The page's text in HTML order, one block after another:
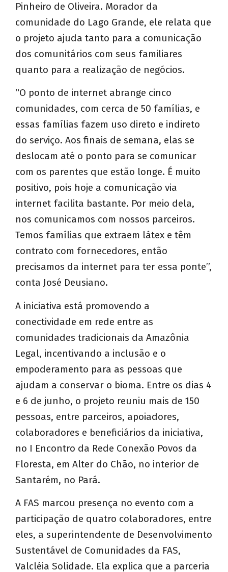
Pinheiro de Oliveira. Morador da
comunidade do Lago Grande, ele relata que
o projeto ajuda tanto para a comunicação
dos comunitários com seus familiares
quanto para a realização de negócios.
“O ponto de internet abrange cinco
comunidades, com cerca de 50 famílias, e
essas famílias fazem uso direto e indireto
do serviço. Aos finais de semana, elas se
deslocam até o ponto para se comunicar
com os parentes que estão longe. É muito
positivo, pois hoje a comunicação via
internet facilita bastante. Por meio dela,
nos comunicamos com nossos parceiros.
Temos famílias que extraem látex e têm
contrato com fornecedores, então
precisamos da internet para ter essa ponte”,
conta José Deusiano.
A iniciativa está promovendo a
conectividade em rede entre as
comunidades tradicionais da Amazônia
Legal, incentivando a inclusão e o
empoderamento para as pessoas que
ajudam a conservar o bioma. Entre os dias 4
e 6 de junho, o projeto reuniu mais de 150
pessoas, entre parceiros, apoiadores,
colaboradores e beneficiários da iniciativa,
no I Encontro da Rede Conexão Povos da
Floresta, em Alter do Chão, no interior de
Santarém, no Pará.
A FAS marcou presença no evento com a
participação de quatro colaboradores, entre
eles, a superintendente de Desenvolvimento
Sustentável de Comunidades da FAS,
Valcléia Solidade. Ela explica que a parceria